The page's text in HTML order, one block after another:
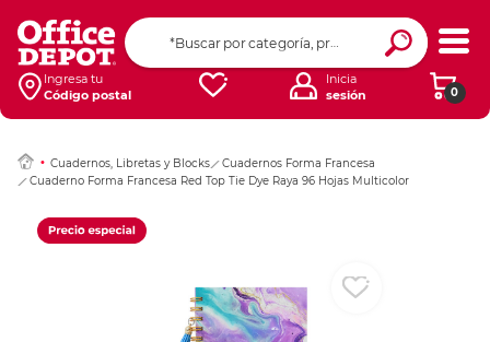
Ingresa tu
Código postal
0
Inicia
sesión
Cuadernos, Libretas y Blocks
Cuadernos Forma Francesa
Cuaderno Forma Francesa Red Top Tie Dye Raya 96 Hojas Multicolor
Ingresar Codigo